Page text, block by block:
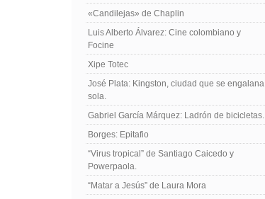
«Candilejas» de Chaplin
Luis Alberto Álvarez: Cine colombiano y
Focine
Xipe Totec
José Plata: Kingston, ciudad que se engalana
sola.
Gabriel García Márquez: Ladrón de bicicletas.
Borges: Epitafio
“Virus tropical” de Santiago Caicedo y
Powerpaola.
“Matar a Jesús” de Laura Mora